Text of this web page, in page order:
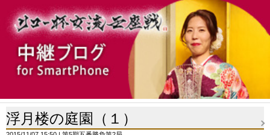
浮月楼の庭園（１）